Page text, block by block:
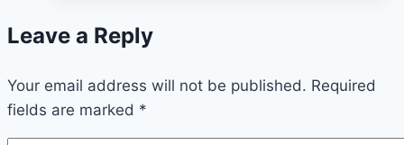
:
720P
:
Filmyzilla
Leave a Reply
Your email address will not be published. Required
fields are marked *